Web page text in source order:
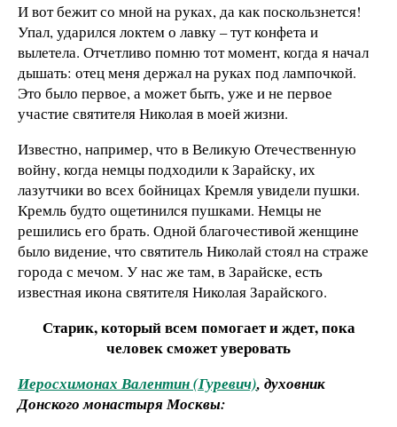
И вот бежит со мной на руках, да как поскользнется!
Упал, ударился локтем о лавку – тут конфета и
вылетела. Отчетливо помню тот момент, когда я начал
дышать: отец меня держал на руках под лампочкой.
Это было первое, а может быть, уже и не первое
участие святителя Николая в моей жизни.
Известно, например, что в Великую Отечественную
войну, когда немцы подходили к Зарайску, их
лазутчики во всех бойницах Кремля увидели пушки.
Кремль будто ощетинился пушками. Немцы не
решились его брать. Одной благочестивой женщине
было видение, что святитель Николай стоял на страже
города с мечом. У нас же там, в Зарайске, есть
известная икона святителя Николая Зарайского.
Старик, который всем помогает и ждет, пока
человек сможетуверовать
Иеросхимонах Валентин (Гуревич), духовник
Донского монастыря Москвы: